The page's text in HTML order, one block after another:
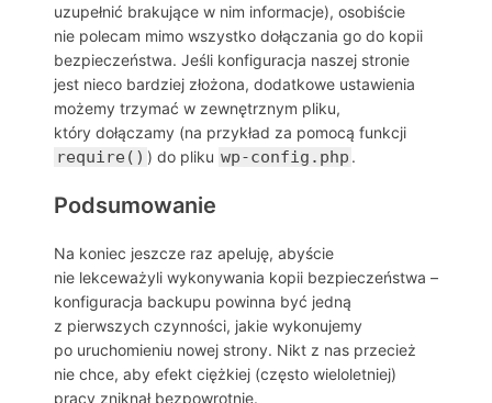
uzupełnić brakujące w nim informacje), osobiście
nie polecam mimo wszystko dołączania go do kopii
bezpieczeństwa. Jeśli konfiguracja naszej stronie
jest nieco bardziej złożona, dodatkowe ustawienia
możemy trzymać w zewnętrznym pliku,
który dołączamy (na przykład za pomocą funkcji
require() ) do pliku wp-config.php .
Podsumowanie
Na koniec jeszcze raz apeluję, abyście
nie lekceważyli wykonywania kopii bezpieczeństwa –
konfiguracja backupu powinna być jedną
z pierwszych czynności, jakie wykonujemy
po uruchomieniu nowej strony. Nikt z nas przecież
nie chce, aby efekt ciężkiej (często wieloletniej)
pracy zniknął bezpowrotnie.